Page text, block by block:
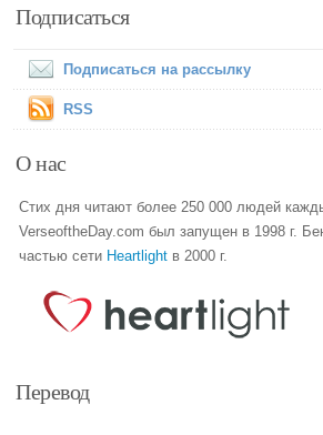
Подписаться
Подписаться на рассылку
RSS
О нас
Стих дня читают более 250 000 людей
VerseoftheDay.com был запущен в 1998 г.
частью сети Heartlight в 2000 г.
Перевод